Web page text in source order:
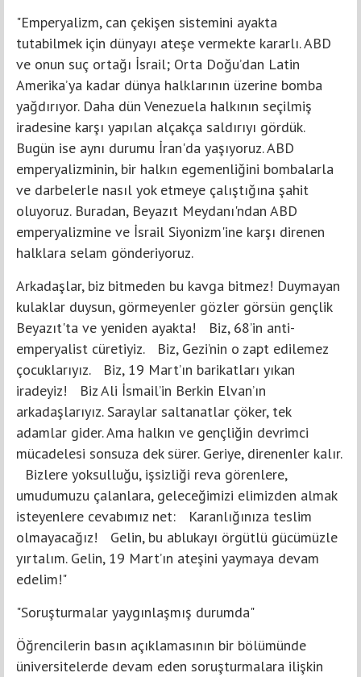
"Emperyalizm, can çekişen sistemini ayakta
tutabilmek için dünyayı ateşe vermekte kararlı. ABD
ve onun suç ortağı İsrail; Orta Doğu’dan Latin
Amerika’ya kadar dünya halklarının üzerine bomba
yağdırıyor. Daha dün Venezuela halkının seçilmiş
iradesine karşı yapılan alçakça saldırıyı gördük.
Bugün ise aynı durumu İran'da yaşıyoruz. ABD
emperyalizminin, bir halkın egemenliğini bombalarla
ve darbelerle nasıl yok etmeye çalıştığına şahit
oluyoruz. Buradan, Beyazıt Meydanı'ndan ABD
emperyalizmine ve İsrail Siyonizm'ine karşı direnen
halklara selam gönderiyoruz.
Arkadaşlar, biz bitmeden bu kavga bitmez! Duymayan
kulaklar duysun, görmeyenler gözler görsün gençlik
Beyazıt'ta ve yeniden ayakta! Biz, 68’in anti-
emperyalist cüretiyiz. Biz, Gezi’nin o zapt edilemez
çocuklarıyız. Biz, 19 Mart’ın barikatları yıkan
iradeyiz! Biz Ali İsmail’in Berkin Elvan’ın
arkadaşlarıyız. Saraylar saltanatlar çöker, tek
adamlar gider. Ama halkın ve gençliğin devrimci
mücadelesi sonsuza dek sürer. Geriye, direnenler kalır.
Bizlere yoksulluğu, işsizliği reva görenlere,
umudumuzu çalanlara, geleceğimizi elimizden almak
isteyenlere cevabımız net: Karanlığınıza teslim
olmayacağız! Gelin, bu ablukayı örgütlü gücümüzle
yırtalım. Gelin, 19 Mart’ın ateşini yaymaya devam
edelim!"
"Soruşturmalar yaygınlaşmış durumda"
Öğrencilerin basın açıklamasının bir bölümünde
üniversitelerde devam eden soruşturmalara ilişkin